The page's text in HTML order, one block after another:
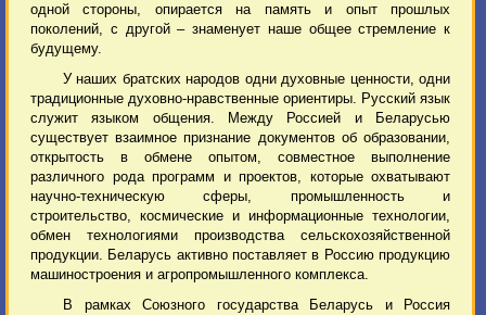
одной стороны, опирается на память и опыт прошлых
поколений, с другой – знаменует наше общее стремление к
будущему.
У наших братских народов одни духовные ценности, одни
традиционные духовно-нравственные ориентиры. Русский язык
служит языком общения. Между Россией и Беларусью
существует взаимное признание документов об образовании,
открытость в обмене опытом, совместное выполнение
различного рода программ и проектов, которые охватывают
научно-техническую сферы, промышленность и
строительство, космические и информационные технологии,
обмен технологиями производства сельскохозяйственной
продукции. Беларусь активно поставляет в Россию продукцию
машиностроения и агропромышленного комплекса.
В рамках Союзного государства Беларусь и Россия